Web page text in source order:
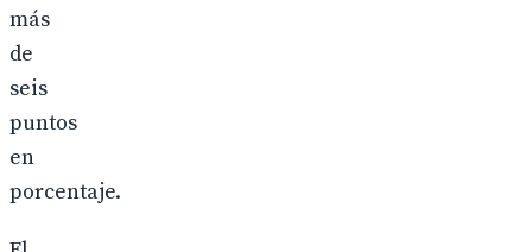
más
de
seis
puntos
en
porcentaje.